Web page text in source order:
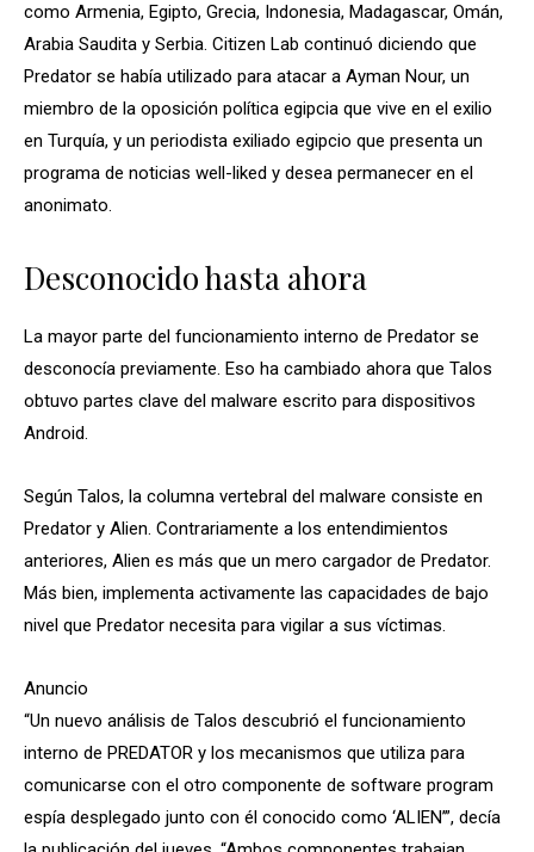
como Armenia, Egipto, Grecia, Indonesia, Madagascar, Omán,
Arabia Saudita y Serbia. Citizen Lab continuó diciendo que
Predator se había utilizado para atacar a Ayman Nour, un
miembro de la oposición política egipcia que vive en el exilio
en Turquía, y un periodista exiliado egipcio que presenta un
programa de noticias well-liked y desea permanecer en el
anonimato.
Desconocido hasta ahora
La mayor parte del funcionamiento interno de Predator se
desconocía previamente. Eso ha cambiado ahora que Talos
obtuvo partes clave del malware escrito para dispositivos
Android.
Según Talos, la columna vertebral del malware consiste en
Predator y Alien. Contrariamente a los entendimientos
anteriores, Alien es más que un mero cargador de Predator.
Más bien, implementa activamente las capacidades de bajo
nivel que Predator necesita para vigilar a sus víctimas.
Anuncio
“Un nuevo análisis de Talos descubrió el funcionamiento
interno de PREDATOR y los mecanismos que utiliza para
comunicarse con el otro componente de software program
espía desplegado junto con él conocido como ‘ALIEN’”, decía